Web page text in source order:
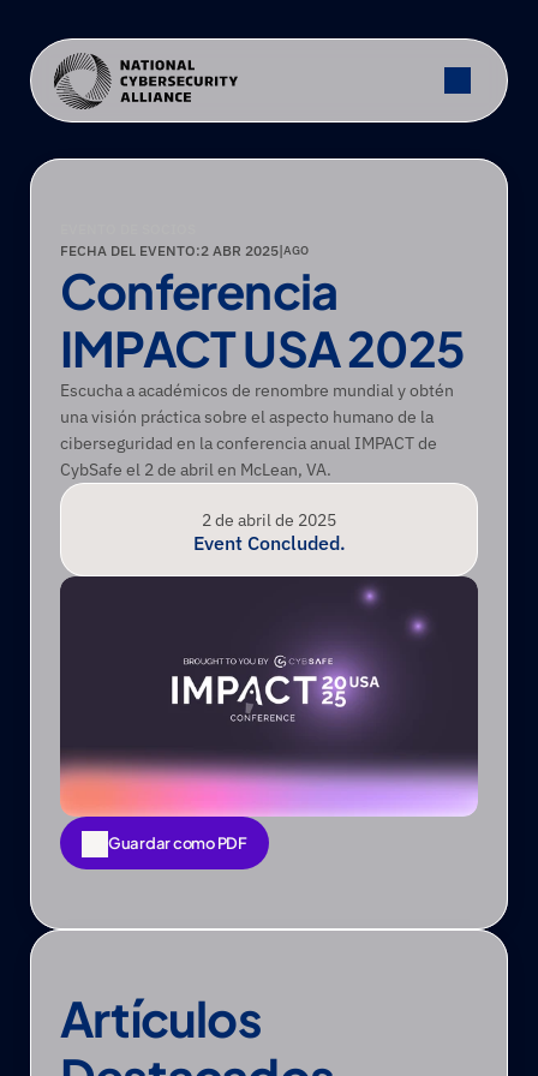
FECHA DEL EVENTO:2 ABR 2025|AGO
Conferencia
IMPACT USA 2025
Escucha a académicos de renombre mundial y obtén
una visión práctica sobre el aspecto humano de la
ciberseguridad en la conferencia anual IMPACT de
CybSafe el 2 de abril en McLean, VA.
2 de abril de 2025
Event Concluded.
Guardar como PDF
Guardar como PDF
Artículos